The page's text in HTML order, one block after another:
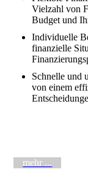
Vielzahl von
Budget und
Individuelle
finanzielle
Schnelle und
von einem
mehr ...